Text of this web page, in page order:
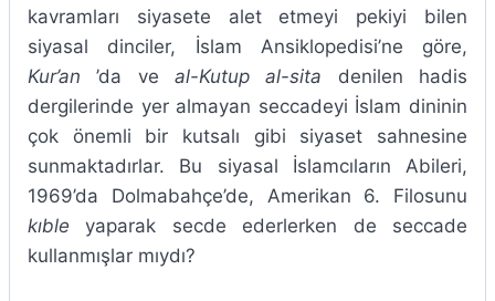
kavramları siyasete alet etmeyi pekiyi bilen
siyasal dinciler, İslam Ansiklopedisi’ne göre,
Kur’an ’da ve al-Kutup al-sita denilen hadis
dergilerinde yer almayan seccadeyi İslam dininin
çok önemli bir kutsalı gibi siyaset sahnesine
sunmaktadırlar. Bu siyasal İslamcıların Abileri,
1969’da Dolmabahçe’de, Amerikan 6. Filosunu
kıble yaparak secde ederlerken de seccade
kullanmışlar mıydı?